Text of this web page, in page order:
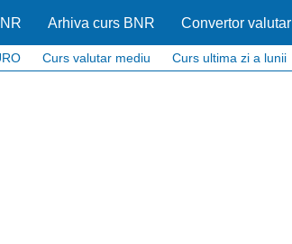
Arhiva curs BNR Convertor valutar
Curs valutar mediu Curs ultima zi a lunii